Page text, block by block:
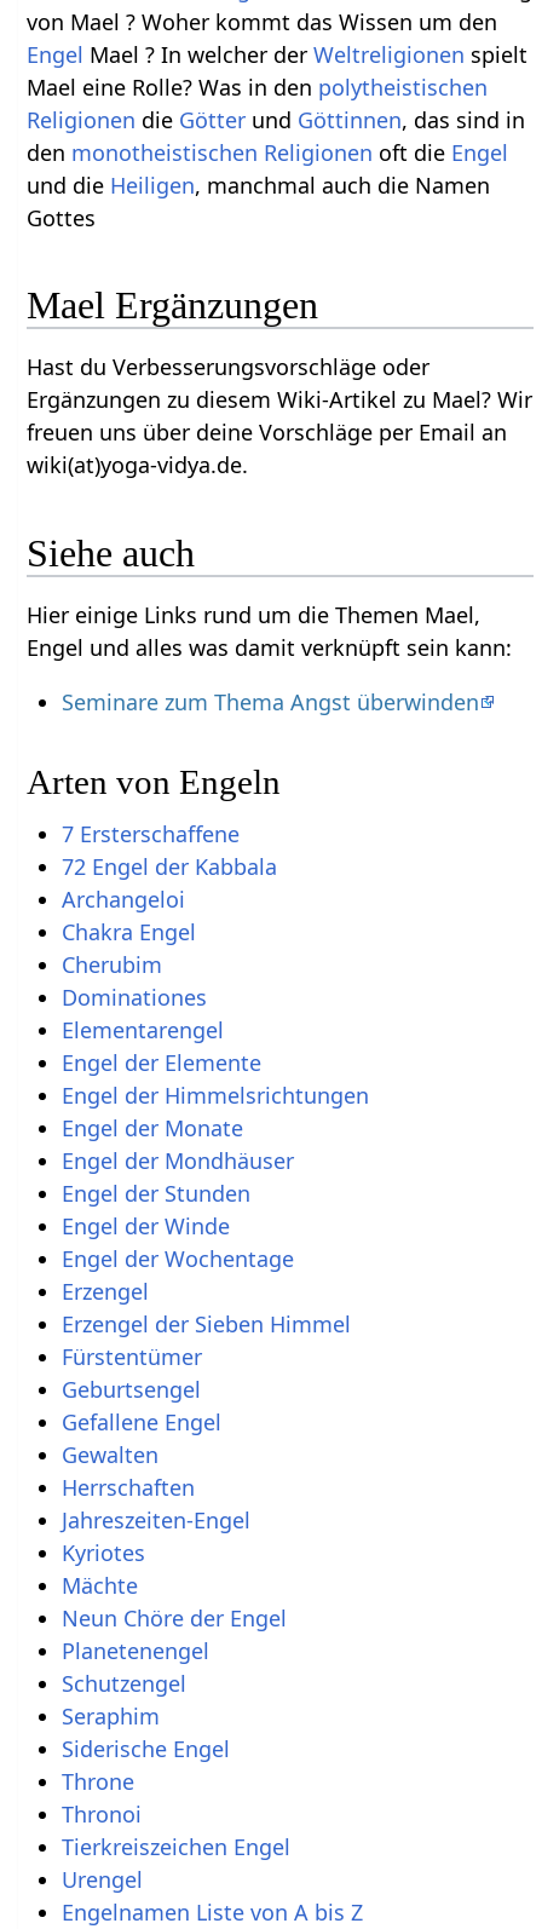
von Mael ? Woher kommt das Wissen um den
Engel Mael ? In welcher derWeltreligionen spielt
Mael eine Rolle? Was in den polytheistischen
Religionen die Götter und Göttinnen, das sind in
den monotheistischen Religionen oft die Engel
und die Heiligen, manchmal auch die Namen
Gottes
Mael Ergänzungen
Hast du Verbesserungsvorschläge oder
Ergänzungen zu diesem Wiki-Artikel zu Mael? Wir
freuen uns über deine Vorschläge per Email an
wiki(at)yoga-vidya.de.
Siehe auch
Hier einige Links rund um die Themen Mael,
Engel und alles was damit verknüpft sein kann:
Seminare zum Thema Angst überwinden
Arten von Engeln
7 Ersterschaffene
72 Engel der Kabbala
Archangeloi
Chakra Engel
Cherubim
Dominationes
Elementarengel
Engel der Elemente
Engel der Himmelsrichtungen
Engel der Monate
Engel der Mondhäuser
Engel der Stunden
Engel der Winde
Engel der Wochentage
Erzengel
Erzengel der Sieben Himmel
Fürstentümer
Geburtsengel
Gefallene Engel
Gewalten
Herrschaften
Jahreszeiten-Engel
Kyriotes
Mächte
Neun Chöre der Engel
Planetenengel
Schutzengel
Seraphim
Siderische Engel
Throne
Thronoi
Tierkreiszeichen Engel
Urengel
Engelnamen Liste von A bis Z